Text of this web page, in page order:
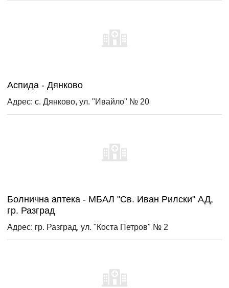
Аспида - Дянково
Адрес: с. Дянково, ул. "Ивайло" № 20
Болнична аптека - МБАЛ "Св. Иван Рилски" АД,
гр. Разград
Адрес: гр. Разград, ул. "Коста Петров" № 2